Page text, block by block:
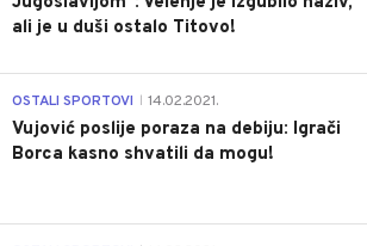
ali je u duši ostalo Titovo!
OSTALI SPORTOVI 14.02.2021.
Vujović poslije poraza na debiju: Igrači
Borca kasno shvatili da mogu!